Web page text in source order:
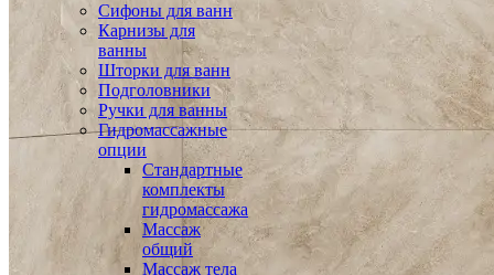
Сифоны для ванн
Карнизы для
ванны
Шторки для ванн
Подголовники
Ручки для ванны
Гидромассажные
опции
Стандартные
комплекты
гидромассажа
Массаж
общий
Массаж тела